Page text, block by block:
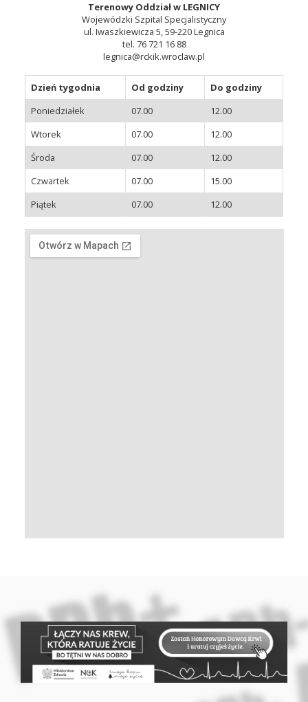
Terenowy Oddział w LEGNICY
Wojewódzki Szpital Specjalistyczny
ul. Iwaszkiewicza 5, 59-220 Legnica
tel. 76 721 16 88
legnica@rckik.wroclaw.pl
Dzień tygodnia Od godziny
Do godziny
Poniedziałek
07.00
12.00
Wtorek
07.00
12.00
Środa
07.00
12.00
Czwartek
07.00
15.00
Piątek
07.00 12.00